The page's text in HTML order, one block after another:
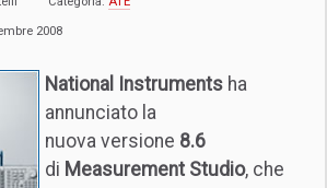
2008
National Instruments ha
annunciato la
nuova versione 8.6
di Measurement Studio, che